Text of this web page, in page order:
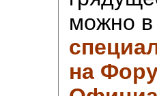
можно в
на